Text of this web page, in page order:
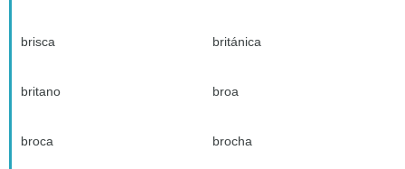
brisca británica
britano broa
broca brocha